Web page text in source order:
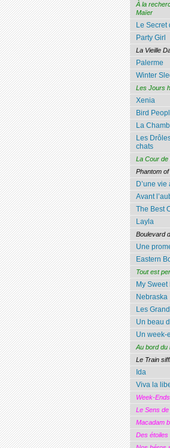
À la
Maïer
Le Secret
Party Girl
La Vieille
Palerme
Winter
Les Jours
Xenia
Bird
La
Les
chats
La Cour de
Phantom
D’une vie
Avant
The Best
Layla
Boulevard
Une
Eastern
Tout est
My
Nebraska
Les
Un beau
Un week-
Au bord du
Le Train
Ida
Viva la
Week-Ends
Le Sens de
Macadam
Des étoiles